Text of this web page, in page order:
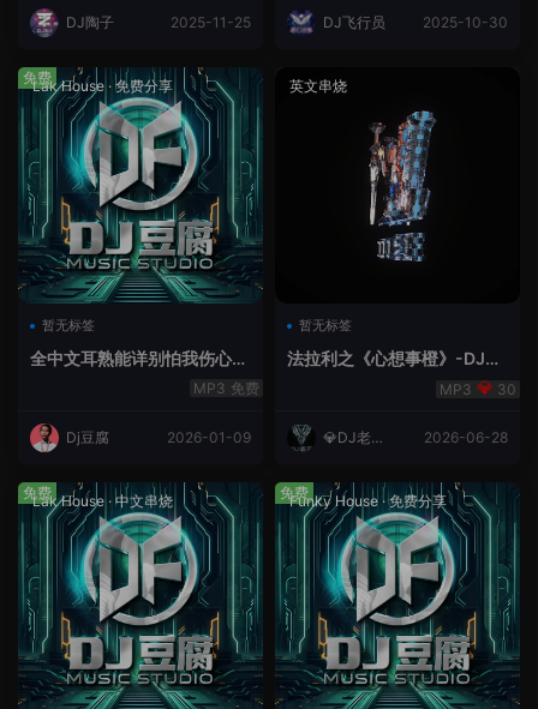
DJ陶子 2025-11-25 DJ飞行员 2025-10-30
Lak House · 免费分享
暂无标签
全中文耳熟能详别怕我伤心
爱的代价lakHouse专辑v59R
免费
Dj豆腐 2026-01-09
免费 英文串烧
暂无标签
法拉利之《心想事橙》-DJ老
30
💎DJ老王
2026-06-28
Lak House · 中文串烧
免费 Funky House ·免费分享
免费